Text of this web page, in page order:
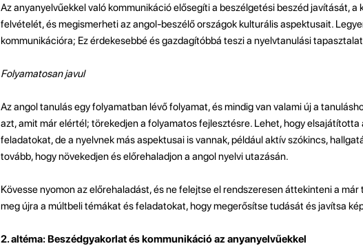
Az anyanyelvűekkel való kommunikáció elősegíti a beszélgetési beszéd javítását,
felvételét, és megismerheti az angol-beszélő országok kulturális aspektusait.
kommunikációra; Ez érdekesebbé és gazdagítóbbá teszi a nyelvtanulási
Folyamatosan javul
Az angol tanulás egy folyamatban lévő folyamat, és mindig van valami új a
azt, amit már elértél; törekedjen a folyamatos fejlesztésre. Lehet, hogy
feladatokat, de a nyelvnek más aspektusai is vannak, például aktív szókincs,
tovább, hogy növekedjen és előrehaladjon a angol nyelvi utazásán.
Kövesse nyomon az előrehaladást, és ne felejtse el rendszeresen áttekinteni a
meg újra a múltbeli témákat és feladatokat, hogy megerősítse tudását és javítsa
2. altéma: Beszédgyakorlat és kommunikáció az anyanyelvűekkel